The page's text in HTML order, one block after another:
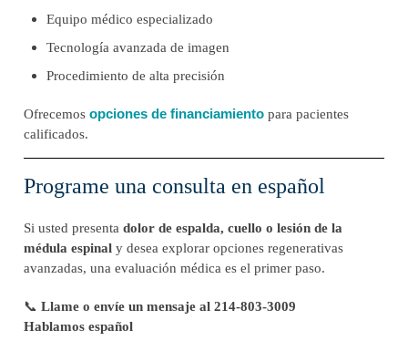
Equipo médico especializado
Tecnología avanzada de imagen
Procedimiento de alta precisión
Ofrecemos opciones de financiamiento para pacientes
calificados.
Programe una consulta en español
Si usted presenta dolor de espalda, cuello o lesión de la
médula espinal y desea explorar opciones regenerativas
avanzadas, una evaluación médica es el primer paso.
📞 Llame o envíe un mensaje al 214-803-3009
Hablamos español